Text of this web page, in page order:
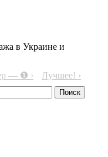
в Украине и
— ❶ › Лучшее! ›